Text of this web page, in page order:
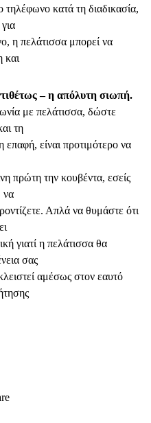
τηλέφωνο κατά τη διαδικασία,
η πελάτισσα μπορεί να
και
– η απόλυτη σιωπή.
με πελάτισσα, δώστε
τη
είναι προτιμότερο να
πρώτη την κουβέντα, εσείς
να
Απλά να θυμάστε ότι
γιατί η πελάτισσα θα
σας
αμέσως στον εαυτό